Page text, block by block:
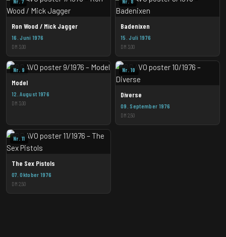
Ron Wood / Mick Jagger
16. Juni 1976
DM 3,00
Badenixen
15. Juli 1976
DM 3,00
Nr. 9
Model
12. August 1976
DM 3,00
Nr. 10
Diverse
09. September 1976
DM 2,50
Nr. 11
The Sex Pistols
07. Oktober 1976
DM 2,50